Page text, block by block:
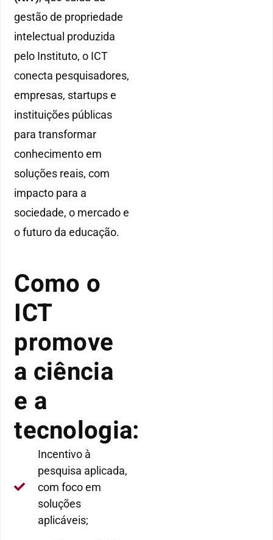
gestão de propriedade
intelectual produzida
pelo Instituto, o ICT
conecta pesquisadores,
empresas, startups e
instituições públicas
para transformar
conhecimento em
soluções reais, com
impacto para a
sociedade, o mercado e
o futuro da educação.
Como o
ICT
promove
a ciência
e a
tecnologia:
Incentivo à
pesquisa aplicada,
com foco em
soluções
aplicáveis;